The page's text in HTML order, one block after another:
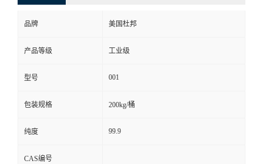
品牌 美国杜邦
产品等级 工业级
型号 001
包装规格 200kg/桶
纯度 99.9
CAS编号